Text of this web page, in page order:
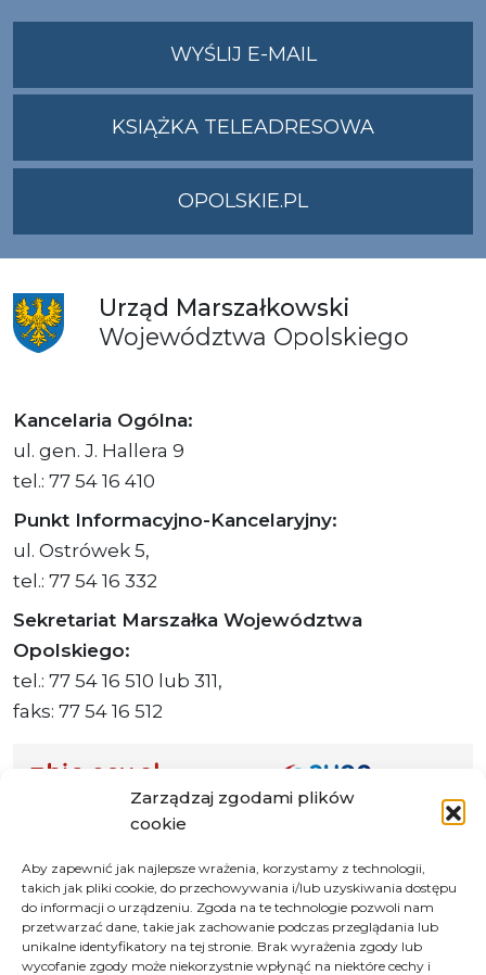
Zarządzaj zgodami plików
cookie
Aby zapewnić jak najlepsze wrażenia, korzystamy z technologii,
takich jak pliki cookie, do przechowywania i/lub uzyskiwania dostępu
do informacji o urządzeniu. Zgoda na te technologie pozwoli nam
przetwarzać dane, takie jak zachowanie podczas przeglądania lub
unikalne identyfikatory na tej stronie. Brak wyrażenia zgody lub
wycofanie zgody może niekorzystnie wpłynąć na niektóre cechy i
WYŚLIJ E-MAILNA
ADRES
KSIĄŻKA TELEADRESOWA
OPOLSKIE.PL
Urząd Marszałkowski
Województwa Opolskiego
Kancelaria Ogólna:
ul. gen. J. Hallera 9
tel.: 77 54 16 410
Punkt Informacyjno-Kancelaryjny:
ul. Ostrówek 5,
tel.: 77 54 16 332
Sekretariat Marszałka Województwa
Opolskiego:
tel.: 77 54 16 510 lub 311,
faks: 77 54 16 512
Adres ePUAP Urzędu: /q877fxtk55/SkrytkaESP
Urzędu: AE:PL-66703-73759-IGTUV-14
Polityka prywatności